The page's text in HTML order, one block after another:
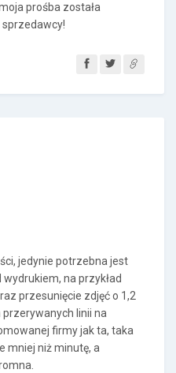
prośba została
jedynie potrzebna jest
na przykład
przesunięcie zdjęć o 1,2
przerywanych linii na
firmy jak ta, taka
mniej niż minutę, a